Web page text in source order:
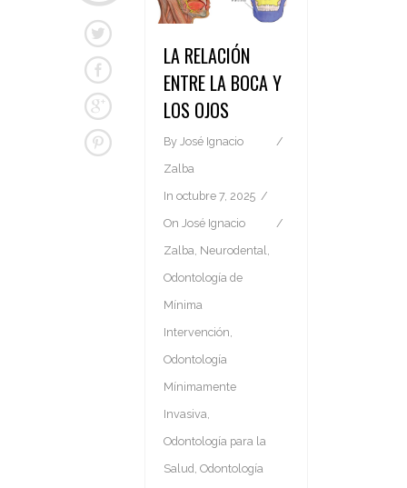
LA RELACIÓN
ENTRE LA BOCA Y
LOS OJOS
By José Ignacio
Zalba
In octubre 7, 2025
On José Ignacio
Zalba, Neurodental,
Odontología de
Mínima
Intervención,
Odontología
Mínimamente
Invasiva,
Odontología para la
Salud, Odontología